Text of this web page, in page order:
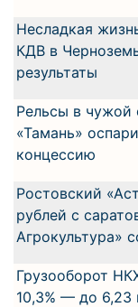
Несладкая
КДВ в
результаты
Рельсы в чужой
«Тамань»
концессию
Ростовский
рублей с
Агрокультура»
Грузооборот
10,3% — до 6,23